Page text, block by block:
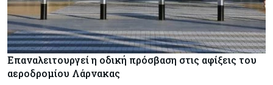
Επαναλειτουργεί η οδική πρόσβαση στις αφίξεις του
αεροδρομίου Λάρνακας